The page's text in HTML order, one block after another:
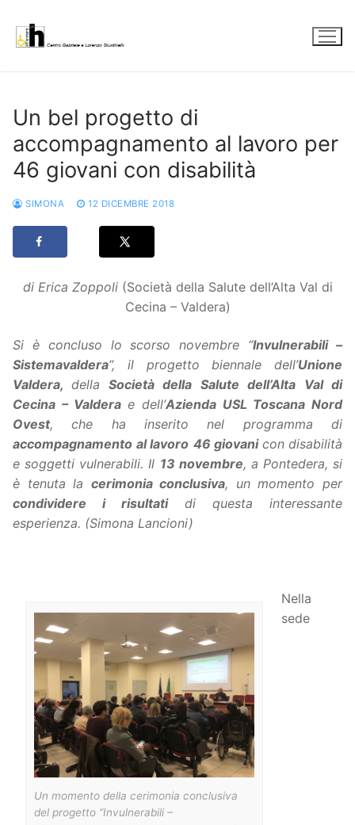
contenuto
Un bel progetto di
accompagnamento al lavoro per
46 giovani con disabilità
SIMONA 12 DICEMBRE 2018
di Erica Zoppoli(Società della Salute dell’Alta Val di
Cecina – Valdera)
Si è concluso lo scorso novembre “Invulnerabili –
Sistemavaldera”, il progetto biennale dell’Unione
Valdera,della Società della Salute dell’Alta Val di
Cecina – Valderae dell’Azienda USL Toscana Nord
Ovest, che ha inserito nel programma di
accompagnamento al lavoro 46 giovani con disabilità
e soggetti vulnerabili. Il 13 novembre, a Pontedera, si
è tenuta la cerimonia conclusiva, un momento per
condividere i risultatidi questa interessante
esperienza. (Simona Lancioni)
Un momento della cerimonia conclusiva
del progetto “Invulnerabili –
Nella
sede